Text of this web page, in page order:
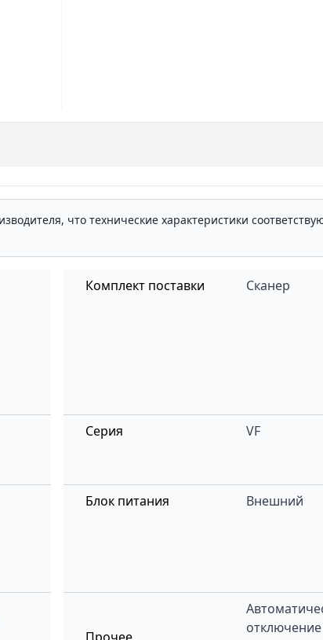
что технические характеристики
Комплект поставки Сканер
Серия
VF
Блок питания
Внешний
отключение